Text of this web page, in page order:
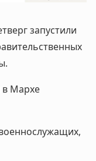
запустили
в Мархе